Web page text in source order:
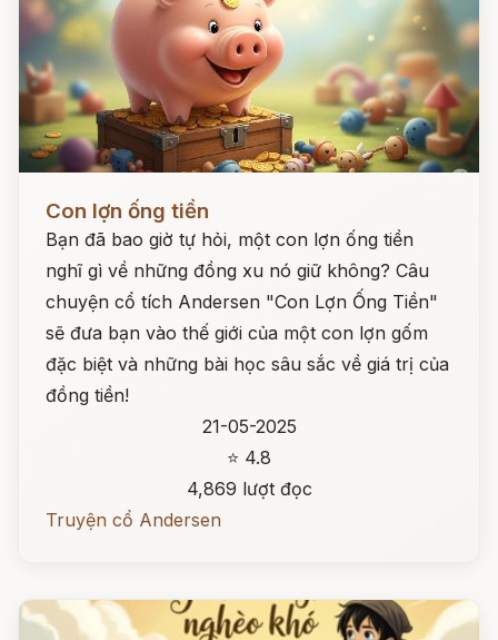
Con lợn ống tiền
Bạn đã bao giờ tự hỏi, một con lợn ống tiền
nghĩ gì về những đồng xu nó giữ không? Câu
chuyện cổ tích Andersen "Con Lợn Ống Tiền"
sẽ đưa bạn vào thế giới của một con lợn gốm
đặc biệt và những bài học sâu sắc về giá trị của
đồng tiền!
21-05-2025
⭐ 4.8
4,869 lượt đọc
Truyện cổ Andersen